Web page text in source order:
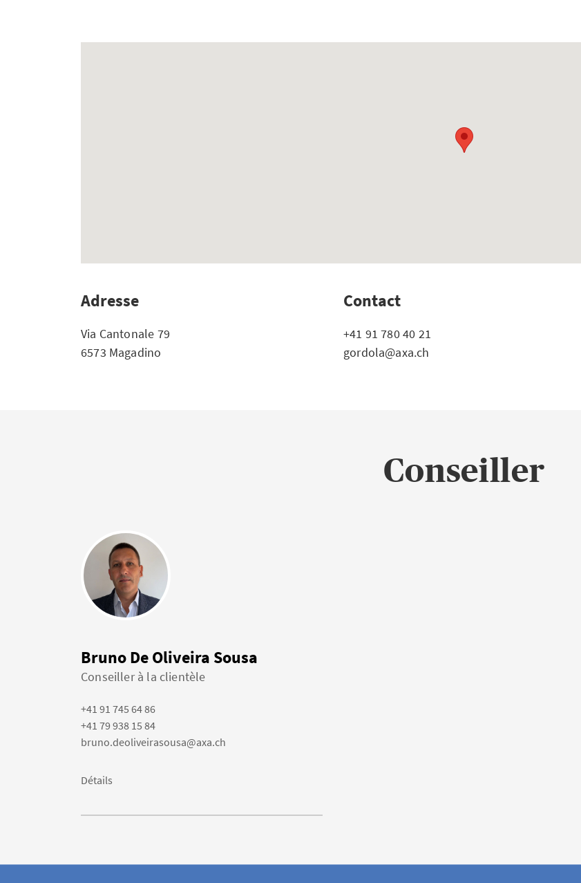
Adresse
Via Cantonale 79
6573 Magadino
Contact
+41 91 780 40 21
gordola@axa.ch
Conseiller
Bruno De Oliveira Sousa
Conseiller à la clientèle
+41 91 745 64 86
+41 79 938 15 84
bruno.deoliveirasousa@axa.ch
Détails